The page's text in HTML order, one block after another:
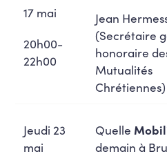
17 mai
20h00-
22h00
Jean
(Secrétaire
honoraire
Mutualités
Chrétiennes)
Jeudi 23
mai
Quelle
demain à